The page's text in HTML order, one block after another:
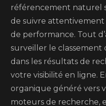
référencement naturel
de suivre
de performance. Tout
surveiller le classement
dans les résultats de
votre visibilité en ligne.
organique généré vers
moteurs de recherche,